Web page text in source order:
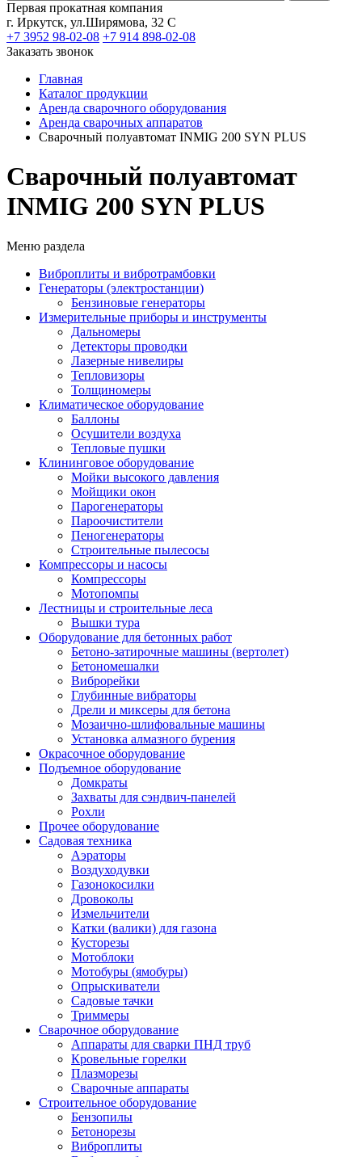
Первая прокатная компания
г. Иркутск, ул.Ширямова, 32 С
+7 3952 98-02-08 +7 914 898-02-08
Заказать звонок
Главная
Каталог продукции
Аренда сварочного оборудования
Аренда сварочных аппаратов
Сварочный полуавтомат INMIG 200 SYN PLUS
Сварочный полуавтомат
INMIG 200 SYN PLUS
Меню раздела
Виброплиты и вибротрамбовки
Генераторы (электростанции)
Бензиновые генераторы
Измерительные приборы и инструменты
Дальномеры
Детекторы проводки
Лазерные нивелиры
Тепловизоры
Толщиномеры
Климатическое оборудование
Баллоны
Осушители воздуха
Тепловые пушки
Клининговое оборудование
Мойки высокого давления
Мойщики окон
Парогенераторы
Пароочистители
Пеногенераторы
Строительные пылесосы
Компрессоры и насосы
Компрессоры
Мотопомпы
Лестницы и строительные леса
Вышки тура
Оборудование для бетонных работ
Бетоно-затирочные машины (вертолет)
Бетономешалки
Виброрейки
Глубинные вибраторы
Дрели и миксеры для бетона
Мозаично-шлифовальные машины
Установка алмазного бурения
Окрасочное оборудование
Подъемное оборудование
Домкраты
Захваты для сэндвич-панелей
Рохли
Прочее оборудование
Садовая техника
Аэраторы
Воздуходувки
Газонокосилки
Дровоколы
Измельчители
Катки (валики) для газона
Кусторезы
Мотоблоки
Мотобуры (ямобуры)
Опрыскиватели
Садовые тачки
Триммеры
Сварочное оборудование
Аппараты для сварки ПНД труб
Кровельные горелки
Плазморезы
Сварочные аппараты
Строительное оборудование
Бензопилы
Бетонорезы
Виброплиты